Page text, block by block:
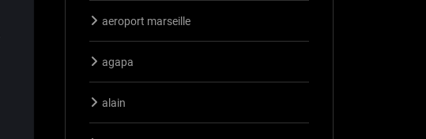
aeroport marseille
agapa
alain